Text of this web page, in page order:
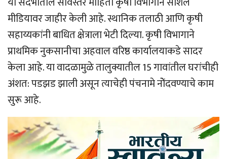
मीडियावर जाहीर केली आहे. स्थानिक तलाठी आणि कृषी
सहाय्यकांनी बाधित क्षेत्राला भेटी दिल्या. कृषी विभागाने
प्राथमिक नुकसानीचा अहवाल वरिष्ठ कार्यालयाकडे सादर
केला आहे. या वादळामुळे तालुक्यातील 15 गावांतील घरांचीही
अंशत: पडझड झाली असून त्याचेही पंचनामे नोेंदवण्याचे काम
सुरू आहे.